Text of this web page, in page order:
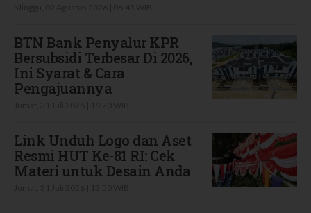
BTN Bank Penyalur KPR
Bersubsidi Terbesar Di 2026,
Ini Syarat & Cara
Pengajuannya
Link Unduh Logo dan Aset
Resmi HUT Ke-81 RI: Cek
Materi untuk Desain Anda